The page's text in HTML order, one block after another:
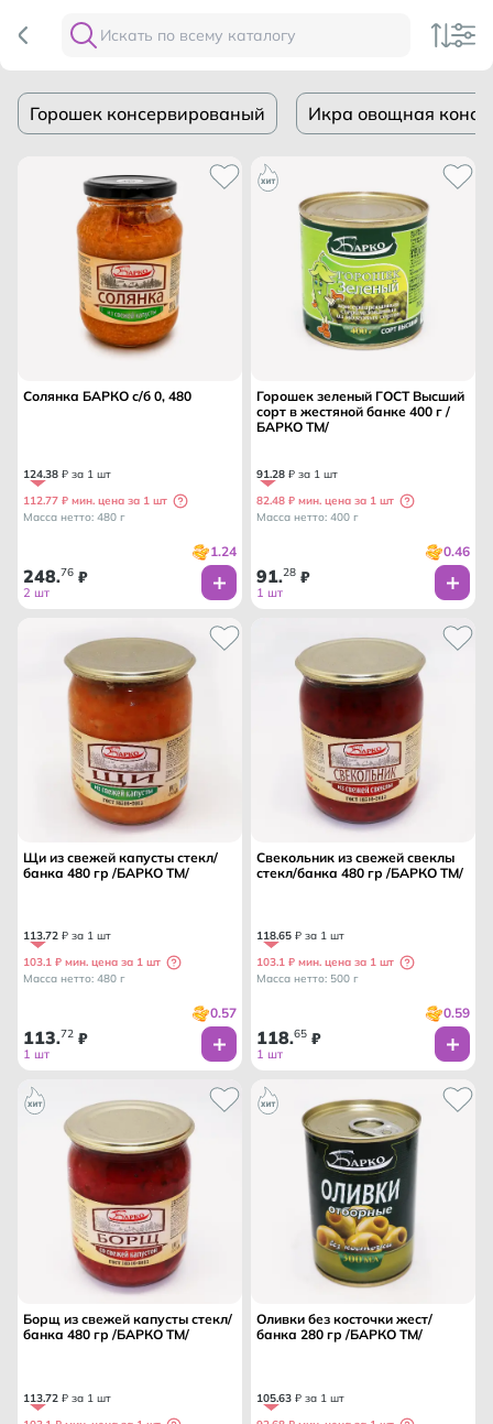
Горошек консервированый Икра овощная
Солянка БАРКО с/б 0, 480
124.38 ₽ за 1 шт
112.77 ₽ мин. цена за 1 шт
Масса нетто: 480 г
1.24
248.76 ₽
2 шт
Горошек зеленый ГОСТ Высший
сорт в жестяной банке 400 г /
БАРКО ТМ/
91.28 ₽ за 1 шт
82.48 ₽ мин. цена за 1 шт
Масса нетто: 400 г
0.46
91.28 ₽
1 шт
Щи из свежей капусты стекл/
банка 480 гр /БАРКО ТМ/
113.72 ₽ за 1 шт
103.1 ₽ мин. цена за 1 шт
Масса нетто: 480 г
0.57
113.72 ₽
1 шт
Свекольник из свежей свеклы
стекл/банка 480 гр /БАРКО ТМ/
118.65 ₽ за 1 шт
103.1 ₽ мин. цена за 1 шт
Масса нетто: 500 г
0.59
118.65 ₽
1 шт
Борщ из свежей капусты стекл/
банка 480 гр /БАРКО ТМ/
113.72 ₽ за 1 шт
Оливки без косточки жест/
банка 280 гр /БАРКО ТМ/
105.63 ₽ за 1 шт